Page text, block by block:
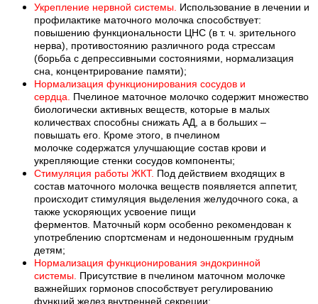
Укрепление нервной системы. Использование в лечении и
профилактике маточного молочка способствует:
повышению функциональности ЦНС (в т. ч. зрительного
нерва), противостоянию различного рода стрессам
(борьба с депрессивными состояниями, нормализация
сна, концентрирование памяти);
Нормализация функционирования сосудов и
сердца.
Пчелиное маточное молочко содержит множество
биологически активных веществ, которые в малых
количествах способны снижать АД, а в больших –
повышать его. Кроме этого, в пчелином
молочке содержатся улучшающие состав крови и
укрепляющие стенки сосудов компоненты;
Стимуляция работы ЖКТ. Под действием входящих в
состав маточного молочка веществ появляется аппетит,
происходит стимуляция выделения желудочного сока, а
также ускоряющих усвоение пищи
ферментов. Маточный корм особенно рекомендован к
употреблению спортсменам и недоношенным грудным
детям;
Нормализация функционирования эндокринной
системы. Присутствие в пчелином маточном молочке
важнейших гормонов способствует регулированию
функций желез внутренней секреции;